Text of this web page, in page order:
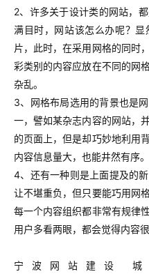
2、许多关于设计类的网站，
满目时，网站该怎么办呢？
片，此时，在采用网格的同时
彩类别的内容应放在不同的网
杂乱。
3、网格布局选用的背景也是
一，譬如某杂志内容的网站，
的页面上，但是却巧妙地利用
内容信息量大，也能井然有序。
4、还有一种则是上面提及的
让不堪重负，但只要能巧用网
每一个内容组织都非常有规律
用户多看两眼，都会觉得内容
宁波网站建设 城池